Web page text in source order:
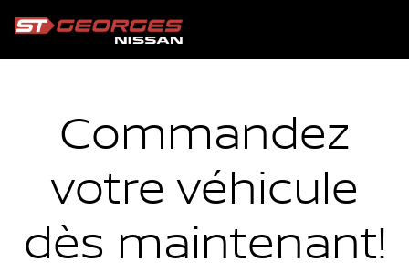
Commandez
votre véhicule
dès maintenant!